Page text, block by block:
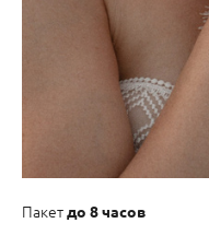
Пакетдо 8 часов